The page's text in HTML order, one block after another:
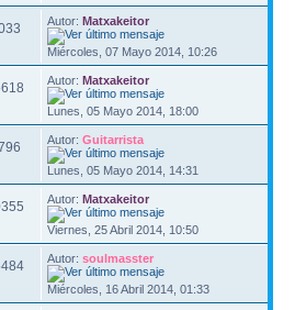
Autor:Matxakeitor
Miércoles, 07 Mayo 2014, 10:26
Autor:Matxakeitor
Lunes, 05 Mayo 2014, 18:00
Autor:Guitarrista
Lunes, 05 Mayo 2014, 14:31
Autor:Matxakeitor
Viernes, 25 Abril 2014, 10:50
Autor:soulmasster
Miércoles, 16 Abril 2014, 01:33